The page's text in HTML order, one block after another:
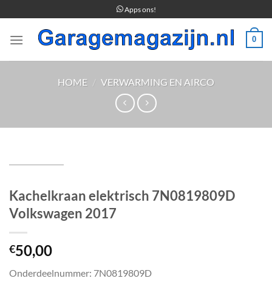
naar
inhoud
Apps ons!
0
HOME / VERWARMING EN AIRCO
Kachelkraan elektrisch 7N0819809D
Volkswagen 2017
€50,00
Onderdeelnummer: 7N0819809D